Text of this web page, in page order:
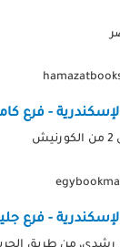
- فرع
- فرع
رشدي، من طريق